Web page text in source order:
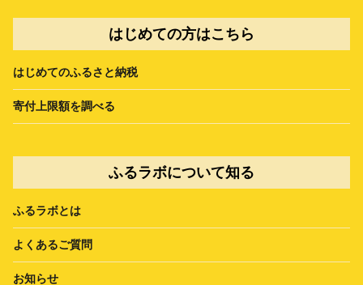
はじめての方はこちら
はじめてのふるさと納税
寄付上限額を調べる
ふるラボについて知る
ふるラボとは
よくあるご質問
お知らせ